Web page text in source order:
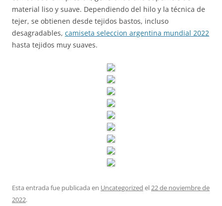
material liso y suave. Dependiendo del hilo y la técnica de
tejer, se obtienen desde tejidos bastos, incluso
desagradables, camiseta seleccion argentina mundial 2022
hasta tejidos muy suaves.
Esta entrada fue publicada en Uncategorized el22 de noviembre de
2022.